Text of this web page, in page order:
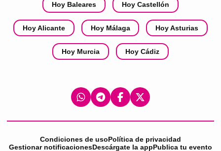
Hoy Baleares Hoy Castellón
Hoy Alicante Hoy Málaga Hoy Asturias
Hoy Murcia Hoy Cádiz
Condiciones de usoPolítica de privacidad
Gestionar notificacionesDescárgate la appPublica tu evento